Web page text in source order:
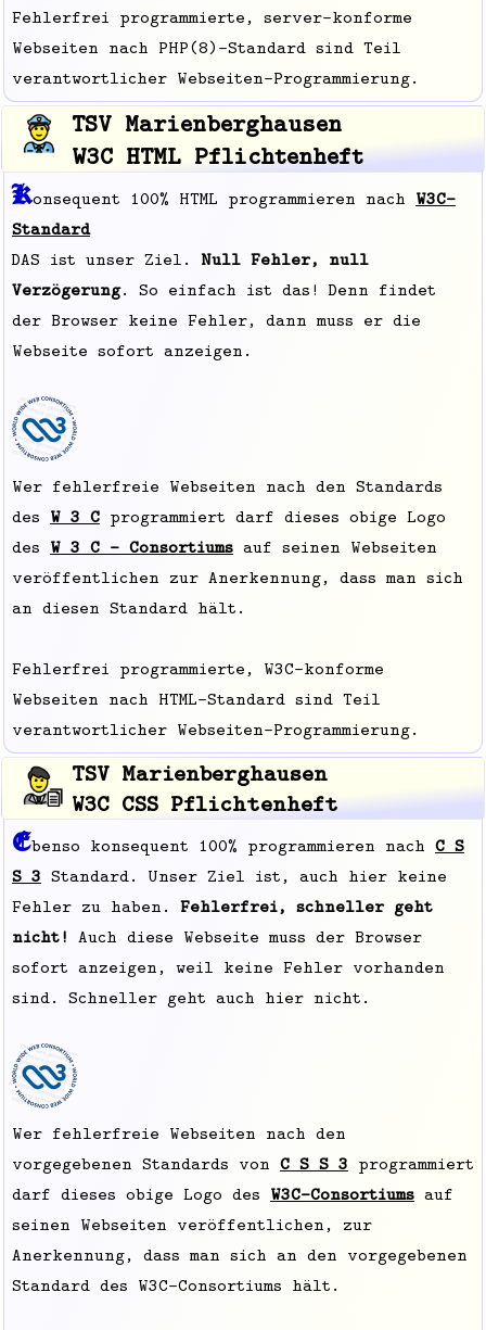
Fehlerfrei programmierte, server-konforme
Webseiten nach PHP(8)-Standard sind Teil
verantwortlicher Webseiten-Programmierung.
TSV Marienberghausen
W3C HTML Pflichtenheft
Konsequent 100% HTML programmieren nach W3C-
Standard
DAS ist unser Ziel. Null Fehler, null
Verzögerung. So einfach ist das! Denn findet
der Browser keine Fehler, dann muss er die
Webseite sofort anzeigen.
Wer fehlerfreie Webseiten nach den Standards
des W 3 C programmiert darf dieses obige Logo
des W 3 C - Consortiums auf seinen Webseiten
veröffentlichen zur Anerkennung, dass man sich
an diesen Standard hält.
Fehlerfrei programmierte, W3C-konforme
Webseiten nach HTML-Standard sind Teil
verantwortlicher Webseiten-Programmierung.
TSV Marienberghausen
W3C CSS Pflichtenheft
Ebenso konsequent 100% programmieren nach C S
S 3 Standard. Unser Ziel ist, auch hier keine
Fehler zu haben. Fehlerfrei, schneller geht
nicht! Auch diese Webseite muss der Browser
sofort anzeigen, weil keine Fehler vorhanden
sind. Schneller geht auch hier nicht.
Wer fehlerfreie Webseiten nach den
vorgegebenen Standards von C S S 3 programmiert
darf dieses obige Logo des W3C-Consortiums auf
seinen Webseiten veröffentlichen, zur
Anerkennung, dass man sich an den vorgegebenen
Standard des W3C-Consortiums hält.